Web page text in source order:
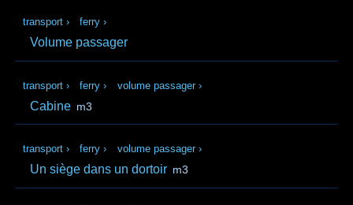
transport › ferry ›
Volume passager
transport › ferry › volume passager ›
Cabine m3
transport › ferry › volume passager ›
Un siège dans un dortoir m3